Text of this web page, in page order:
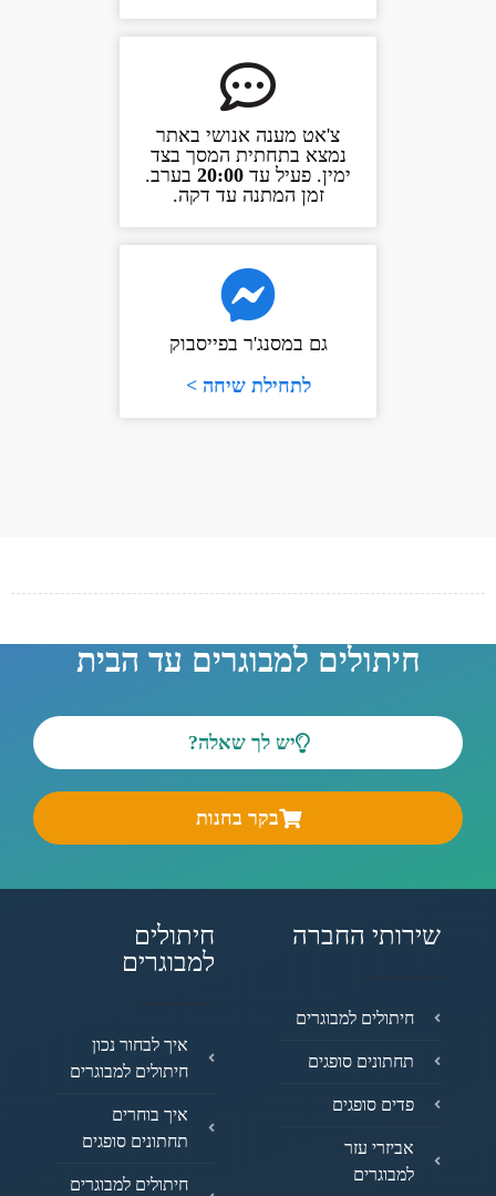
צ'אט מענה אנושי באתר
נמצא בתחתית המסך בצד
ימין. פעיל עד 20:00 בערב.
זמן המתנה עד דקה.
גם במסנג'ר בפייסבוק
לתחילת שיחה >
חיתולים למבוגרים עד הבית
יש לך שאלה?
בקר בחנות
שירותי החברה
חיתולים למבוגרים
תחתונים סופגים
פדים סופגים
אביזרי עזר
למבוגרים
חיתולים
למבוגרים
איך לבחור נכון
חיתולים למבוגרים
איך בוחרים
תחתונים סופגים
חיתולים למבוגרים